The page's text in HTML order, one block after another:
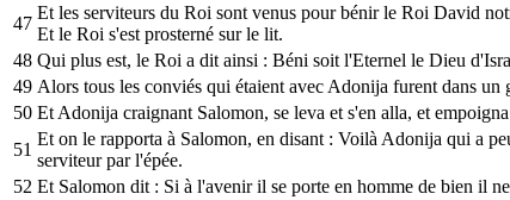
47
Et les serviteurs du Roi sont venus pour bénir le Roi David
Et le Roi s'est prosterné sur le lit.
48 Qui plus est, le Roi a dit ainsi : Béni soit l'Eternel le Dieu
49 Alors tous les conviés qui étaient avec Adonija furent dans
50 Et Adonija craignant Salomon, se leva et s'en alla, et
51
Et on le rapporta à Salomon, en disant : Voilà Adonija qui a
serviteur par l'épée.
52 Et Salomon dit : Si à l'avenir il se porte en homme de bien il